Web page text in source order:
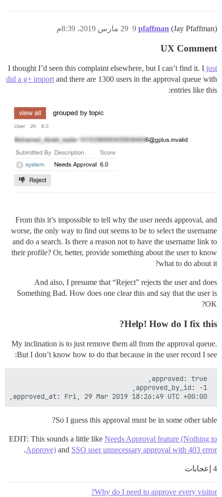
pfaffman (Jay Pfaffman) 29 مارس 2019، 8:39م 9
UX Comment
I thought I’d seen this complaint elsewhere, but I can’t find it. I just
did a g+ import and there are 1300 users in the approval queue with
entries like this:
From this it’s impossible to tell why the user needs approval, and
worse, the only way to find out seems to be to select the username
and do a search. Is there a reason not to have the username link to
their profile? Or, better, provide something about the user to know
what to do about it?
And also, I presume that “Reject” rejects the user and does
Something Bad. How does one clear this and say that the user is
OK?
Help! How do I fix this?
My inclination is to just remove them all from the approval queue.
But I don’t know how to do that because in the user record I see:
So I guess this approval must be in some other table?
EDIT: This sounds a little like Needs Approval feature (Nothing to
Approve) and SSO user unnecessary approval with 403 error
.
4 إعجابات
Why do I need to approve every visitor?